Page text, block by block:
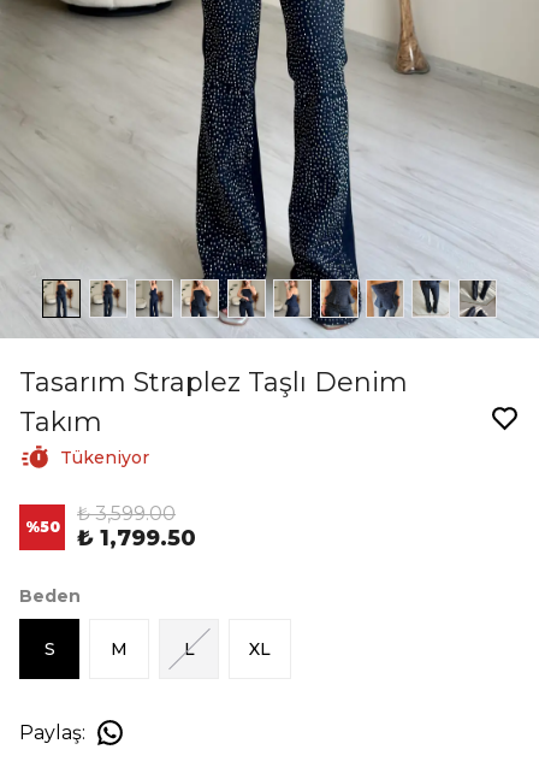
Tasarım Straplez Taşlı Denim
Takım
Tükeniyor
%50
₺ 3,599.00
₺ 1,799.50
Beden
S M L XL
Paylaş: